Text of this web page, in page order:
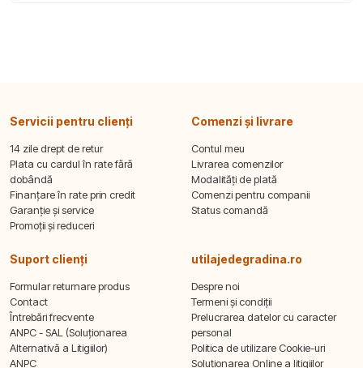
Servicii pentru clienți
14 zile drept de retur
Plata cu cardul în rate fără
dobândă
Finanțare în rate prin credit
Garanție și service
Promoții și reduceri
Comenzi și livrare
Contul meu
Livrarea comenzilor
Modalități de plată
Comenzi pentru companii
Status comandă
Suport clienți
Formular returnare produs
Contact
Întrebări frecvente
ANPC - SAL (Soluționarea
Alternativă a Litigiilor)
ANPC
utilajedegradina.ro
Despre noi
Termeni și condiții
Prelucrarea datelor cu caracter
personal
Politica de utilizare Cookie-uri
Soluționarea Online a litigiilor